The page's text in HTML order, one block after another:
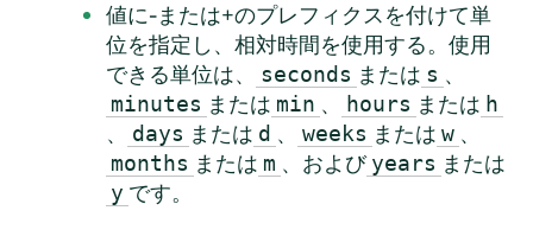
値に-または+のプレフィクスを付けて単
位を指定し、相対時間を使用する。使用
できる単位は、
seconds または s 、
minutes または min 、 hours または h
、 days または d 、 weeks または w 、
months または m 、および years または
y です。